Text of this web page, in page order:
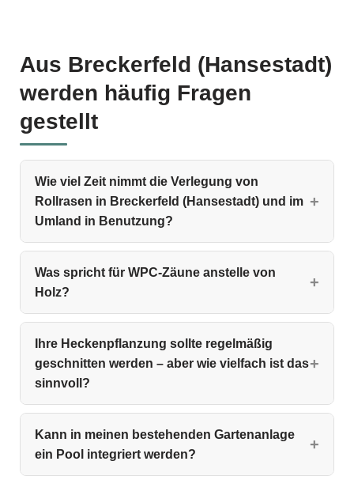
Aus Breckerfeld (Hansestadt)
werden häufig Fragen
gestellt
Wie viel Zeit nimmt die Verlegung von
Rollrasen in Breckerfeld (Hansestadt) und im
Umland in Benutzung?
Was spricht für WPC‑Zäune anstelle von
Holz?
Ihre Heckenpflanzung sollte regelmäßig
geschnitten werden – aber wie vielfach ist das
sinnvoll?
Kann in meinen bestehenden Gartenanlage
ein Pool integriert werden?